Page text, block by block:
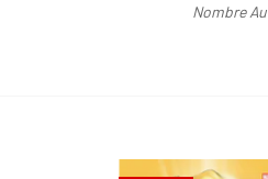
Nombre